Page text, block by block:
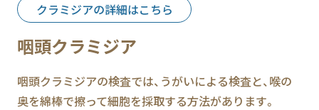
クラミジアの詳細はこちら
咽頭クラミジア
咽頭クラミジアの検査では、うがいによる検査と、喉の
奥を綿棒で擦って細胞を採取する方法があります。